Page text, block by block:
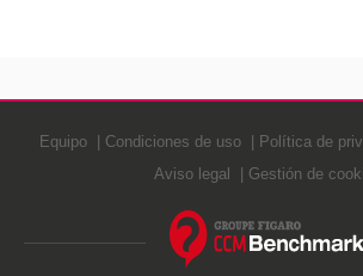
Equipo Condiciones de uso Política de
Aviso legal
Gestión de